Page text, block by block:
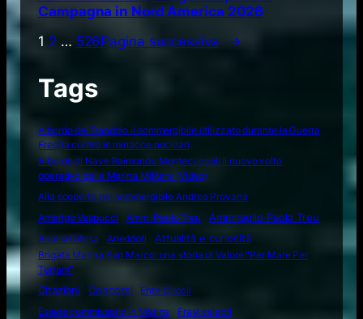
Campagna in Nord America 2026
1 2 … 526Pagina successiva →
Tags
A bordo del Dandolo il sommergibile utilizzato durante la Guerra
Fredda contro le minacce nucleari
A bordo di Nave Raimondo Montecuccoli il nuovo volto
operativo della Marina Militare (Video)
Alla scoperta del sommergibile Andrea Provana
Amerigo Vespucci
Amm. Paolo Treu
Ammiraglio Paolo Treu
Analisi Difesa
Aneddoti Attualità e curiosità
Brigata Marina San Marco: una storia di Valore "Per Mare Per
Terram"
Citazioni
Concorsi
Ente Circoli
Essere commissario in Marina
Frasi celebri